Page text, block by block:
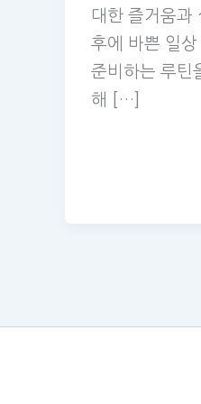
대한 즐거움과
후에 바쁜 일
준비하는 루틴
해 […]